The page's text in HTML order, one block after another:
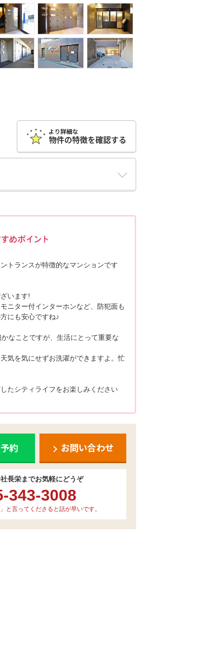
トランスが特徴的なマンションです
います!
ニター付インターホンなど、防犯面も
にも安心ですね♪
なことですが、生活にとって重要な
気を気にせずお洗濯ができますよ。忙
たシティライフをお楽しみください
約 お問い合わせ
長栄までお気軽にどうぞ
343-3008
と言ってくださると話が早いです。